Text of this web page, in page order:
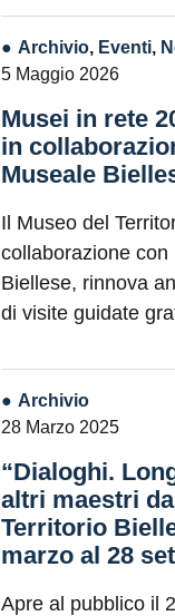
Archivio, Eventi,
5 Maggio 2026
Musei in rete
in
Museale
Il Museo del
collaborazione
Biellese, rinnova
di visite guidate
Archivio
28 Marzo 2025
“Dialoghi.
altri maestri
Territorio
marzo al 28
Apre al pubblico il